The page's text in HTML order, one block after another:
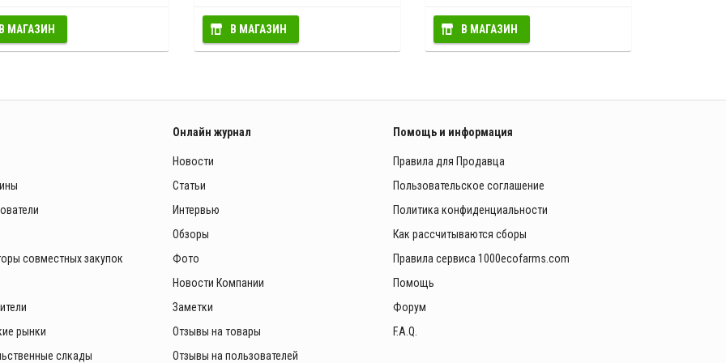
МАГАЗИН В МАГАЗИН В МАГАЗИН
совместных закупок
рынки
слкады
Онлайн журнал
Новости
Статьи
Интервью
Обзоры
Фото
Новости Компании
Заметки
Отзывы на товары
Отзывы на пользователей
Помощь и информация
Правила для Продавца
Пользовательское соглашение
Политика конфиденциальности
Как рассчитываются сборы
Правила сервиса 1000ecofarms.com
Помощь
Форум
F.A.Q.